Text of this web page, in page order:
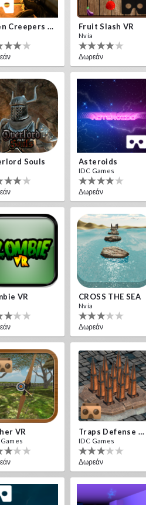
Alien Creepers VR Fruit Slash VR
Nvía
Δωρεάν
Souls Asteroids
IDC Games
Δωρεάν
VR CROSS THE SEA
Nvía
Δωρεάν
VR Traps Defense VR
IDC Games
Δωρεάν